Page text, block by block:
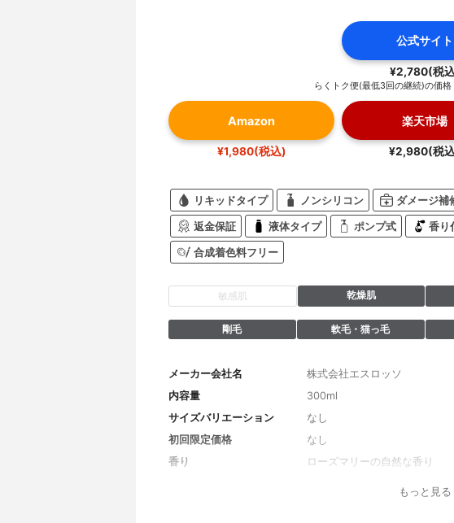
公式サイト
¥2,780(税
らくトク便(最低3回の継続)の価
Amazon
¥1,980(税込)
楽天市場
¥2,980(税
リキッドタイプ ノンシリコン ダメージ補
返金保証 液体タイプ ポンプ式 香り
合成着色料フリー
敏感肌 乾燥肌
剛毛 軟毛・猫っ毛
メーカー会社名
株式会社エスロッソ
内容量
300ml
サイズバリエーション
なし
初回限定価格
なし
香り
ローズマリーの自然な香り
水、ココイルグルタミン酸
イルグリシンＫ、アルキル (
もっと見る